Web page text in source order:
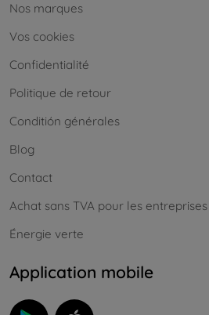
Nos marques
Vos cookies
Confidentialité
Politique de retour
Conditión générales
Blog
Contact
Achat sans TVA pour les entreprises
Énergie verte
Application mobile